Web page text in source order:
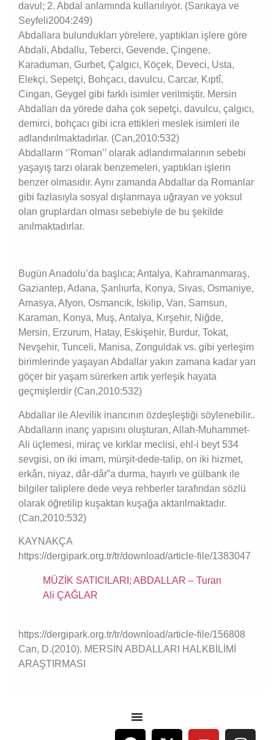
davul; 2. Abdal anlamında kullanılıyor. (Sarıkaya ve
Seyfeli2004:249)
Abdallara bulundukları yörelere, yaptıkları işlere göre
Abdali, Abdallu, Teberci, Gevende, Çingene,
Karaduman, Gurbet, Çalgıcı, Köçek, Deveci, Usta,
Elekçi, Sepetçi, Bohçacı, davulcu, Carcar, Kıptî,
Cingan, Geygel gibi farklı isimler verilmiştir. Mersin
Abdalları da yörede daha çok sepetçi, davulcu, çalgıcı,
demirci, bohçacı gibi icra ettikleri meslek isimleri ile
adlandırılmaktadırlar. (Can,2010:532)
Abdalların ‘’Roman’’ olarak adlandırmalarının sebebi
yaşayış tarzı olarak benzemeleri, yaptıkları işlerin
benzer olmasıdır. Aynı zamanda Abdallar da Romanlar
gibi fazlasıyla sosyal dışlanmaya uğrayan ve yoksul
olan gruplardan olması sebebiyle de bu şekilde
anılmaktadırlar.
Bugün Anadolu’da başlıca; Antalya, Kahramanmaraş,
Gaziantep, Adana, Şanlıurfa, Konya, Sivas, Osmaniye,
Amasya, Afyon, Osmancık, İskilip, Van, Samsun,
Karaman, Konya, Muş, Antalya, Kırşehir, Niğde,
Mersin, Erzurum, Hatay, Eskişehir, Burdur, Tokat,
Nevşehir, Tunceli, Manisa, Zonguldak vs. gibi yerleşim
birimlerinde yaşayan Abdallar yakın zamana kadar yarı
göçer bir yaşam sürerken artık yerleşik hayata
geçmişlerdir (Can,2010:532)
Abdallar ile Alevilik inancının özdeşleştiği söylenebilir..
Abdalların inanç yapısını oluşturan, Allah-Muhammet-
Ali üçlemesi, miraç ve kırklar meclisi, ehl-i beyt 534
sevgisi, on iki imam, mürşit-dede-talip, on iki hizmet,
erkân, niyaz, dâr-dâr‟a durma, hayırlı ve gülbank ile
bilgiler taliplere dede veya rehberler tarafından sözlü
olarak öğretilip kuşaktan kuşağa aktarılmaktadır.
(Can,2010:532)
KAYNAKÇA
https://dergipark.org.tr/tr/download/article-file/1383047
MÜZİK SATICILARI; ABDALLAR – Turan
Ali ÇAĞLAR
https://dergipark.org.tr/tr/download/article-file/156808
Can, D.(2010). MERSİN ABDALLARI HALKBİLİMİ
ARAŞTIRMASI